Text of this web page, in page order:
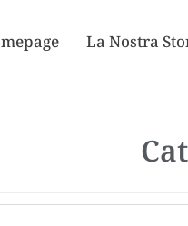
La Nostra